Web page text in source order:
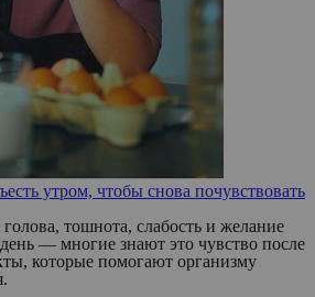
утром, чтобы снова почувствовать
голова, тошнота, слабость и желание
— многие знают это чувство после
которые помогают организму